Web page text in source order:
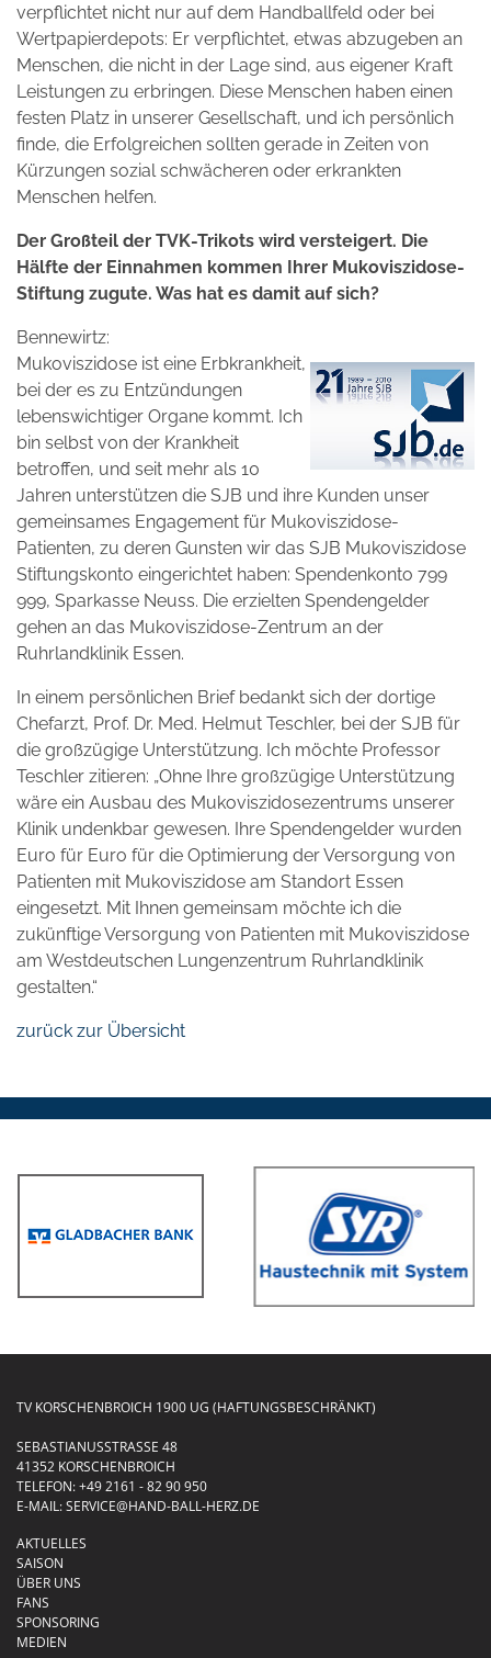
verpflichtet nicht nur auf dem Handballfeld oder bei
Wertpapierdepots: Er verpflichtet, etwas abzugeben an
Menschen, die nicht in der Lage sind, aus eigener Kraft
Leistungen zu erbringen. Diese Menschen haben einen
festen Platz in unserer Gesellschaft, und ich persönlich
finde, die Erfolgreichen sollten gerade in Zeiten von
Kürzungen sozial schwächeren oder erkrankten
Menschen helfen.
Der Großteil der TVK-Trikots wird versteigert. Die
Hälfte der Einnahmen kommen Ihrer Mukoviszidose-
Stiftung zugute. Was hat es damit auf sich?
Bennewirtz:
Mukoviszidose ist eine Erbkrankheit,
bei der es zu Entzündungen
lebenswichtiger Organe kommt. Ich
bin selbst von der Krankheit
betroffen, und seit mehr als 10
Jahren unterstützen die SJB und ihre Kunden unser
gemeinsames Engagement für Mukoviszidose-
Patienten, zu deren Gunsten wir das SJB Mukoviszidose
Stiftungskonto eingerichtet haben: Spendenkonto 799
999, Sparkasse Neuss. Die erzielten Spendengelder
gehen an das Mukoviszidose-Zentrum an der
Ruhrlandklinik Essen.
In einem persönlichen Brief bedankt sich der dortige
Chefarzt, Prof. Dr. Med. Helmut Teschler, bei der SJB für
die großzügige Unterstützung. Ich möchte Professor
Teschler zitieren: „Ohne Ihre großzügige Unterstützung
wäre ein Ausbau des Mukoviszidosezentrums unserer
Klinik undenkbar gewesen. Ihre Spendengelder wurden
Euro für Euro für die Optimierung der Versorgung von
Patienten mit Mukoviszidose am Standort Essen
eingesetzt. Mit Ihnen gemeinsam möchte ich die
zukünftige Versorgung von Patienten mit Mukoviszidose
am Westdeutschen Lungenzentrum Ruhrlandklinik
gestalten.“
zurück zur Übersicht
TV KORSCHENBROICH 1900 UG (HAFTUNGSBESCHRÄNKT)
SEBASTIANUSSTRASSE 48
41352 KORSCHENBROICH
TELEFON:+49 2161 - 82 90 950
E-MAIL:SERVICE@HAND-BALL-HERZ.DE
AKTUELLES
SAISON
ÜBER UNS
FANS
SPONSORING
MEDIEN